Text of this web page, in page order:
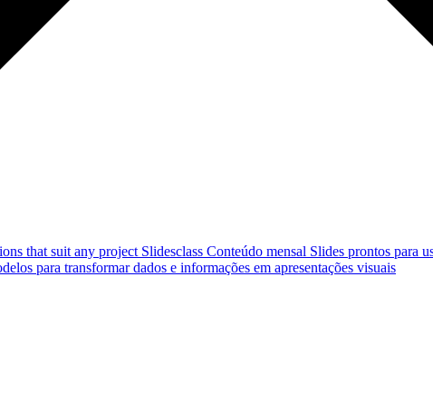
that suit any project Slidesclass Conteúdo mensal Slides prontos para
para transformar dados e informações em apresentações visuais